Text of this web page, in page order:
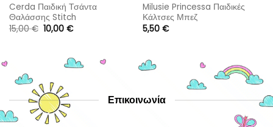
Cerda Παιδική Τσάντα
Θαλάσσης Stitch
15,00€ Original
price
10,00 €Η
10,00 €.
Milusie Princessa Παιδικές
Κάλτσες Μπεζ
5,50 €
Επικοινωνία